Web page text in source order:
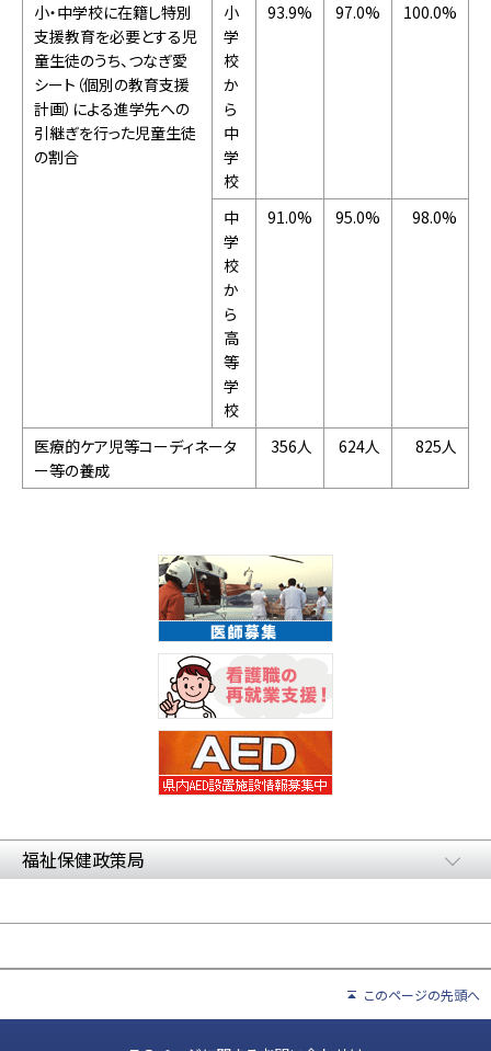
小・中学校に在籍し特別
支援教育を必要とする児
童生徒のうち、つなぎ愛
シート（個別の教育支援
計画）による進学先への
引継ぎを行った児童生徒
の割合
小
学
校
か
ら
中
学
校
93.9% 97.0% 100.0%
中
学
校
か
ら
高
等
学
校
91.0% 95.0% 98.0%
医療的ケア児等コーディネータ
ー等の養成
356人 624人 825人
福祉保健政策局
このページの先頭へ